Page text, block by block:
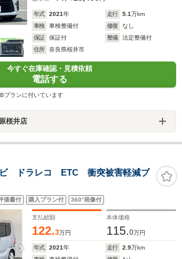
年式 2021年 走行 5.1万km
車検
車検整備付 修復
なし
保証
保証付 整備
法定整備付
住所
奈良県桜井市
今すぐ在庫確認・見積依頼
電話する
プランに付いています
桜井店
ドラレコ ETC 衝突被害軽減ブ
価書付 購入プラン付 360°画像付
支払総額
122.3万円
本体価格
115.0万円
年式 2021年 走行 2.9万km